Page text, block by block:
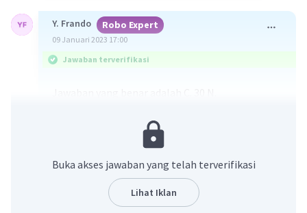
Y. Frando Robo Expert
09 Januari 2023 17:00
Jawaban terverifikasi
Sebuah sistem dua benda dengan katrol pejal
m1 = 4 kg
Katrol dianggap silinder pejal, I = 1/2 m R²
Buka akses jawaban yang telah terverifikasi
Lihat Iklan